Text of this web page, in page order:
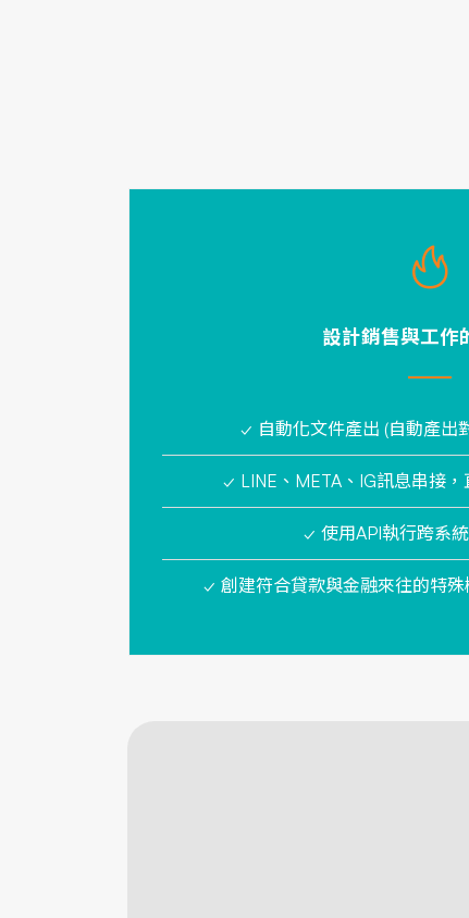
設計銷售與工作
✓ 自動化文件產出 (自動產出
✓ LINE、META、IG訊息串接
✓ 使用API執行跨系
✓ 創建符合貸款與金融來往的特